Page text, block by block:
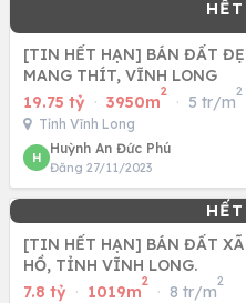
[TIN HẾT HẠN] BÁN ĐẤT
MANG THÍT, VĨNH LONG
19.75 tỷ · 3950m
2
· 5 tr/m
2
Tỉnh Vĩnh Long
H
Huỳnh An Đức Phú
Đăng 27/11/2023
[TIN HẾT HẠN] BÁN ĐẤT XÃ
HỒ, TỈNH VĨNH LONG.
7.8 tỷ · 1019m
2
· 8 tr/m
2